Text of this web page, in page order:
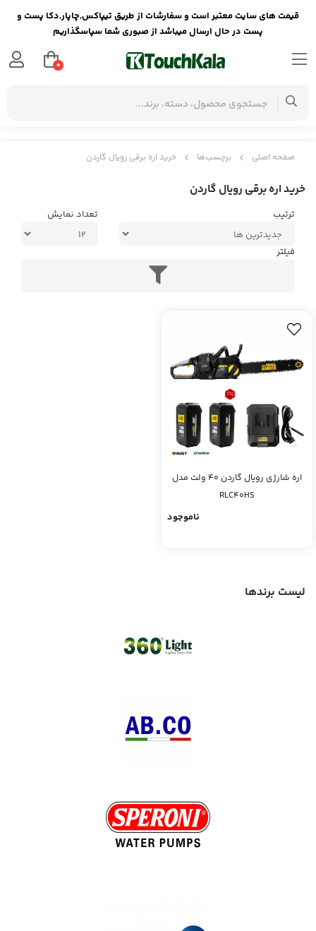
صفحه اصلی برچسب‌ها خرید اره برقی رویال گاردن
خرید اره برقی رویال گاردن
ترتیب تعداد نمایش
فیلتر
اره شارژی رویال گاردن 40 ولت مدل
RLC40HS
ناموجود
لیست برندها
قیمت های سایت معتبر است و سفارشات از طریق تیپاکس,چاپار,دکا پست و
پست در حال ارسال میباشد از صبوری شما سپاسگذاریم
0